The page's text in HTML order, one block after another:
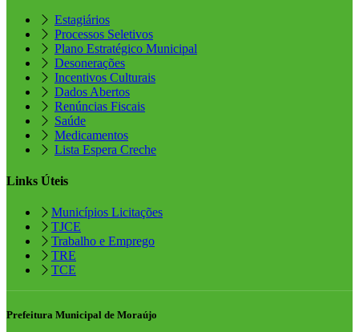
Estagiários
Processos Seletivos
Plano Estratégico Municipal
Desonerações
Incentivos Culturais
Dados Abertos
Renúncias Fiscais
Saúde
Medicamentos
Lista Espera Creche
Links Úteis
Municípios Licitações
TJCE
Trabalho e Emprego
TRE
TCE
Prefeitura Municipal de Moraújo